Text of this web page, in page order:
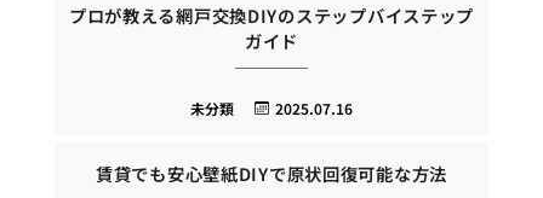
プロが教える網戸交換DIYのステップバイステップ
ガイド
2025.07.16
未分類
賃貸でも安心壁紙DIYで原状回復可能な方法